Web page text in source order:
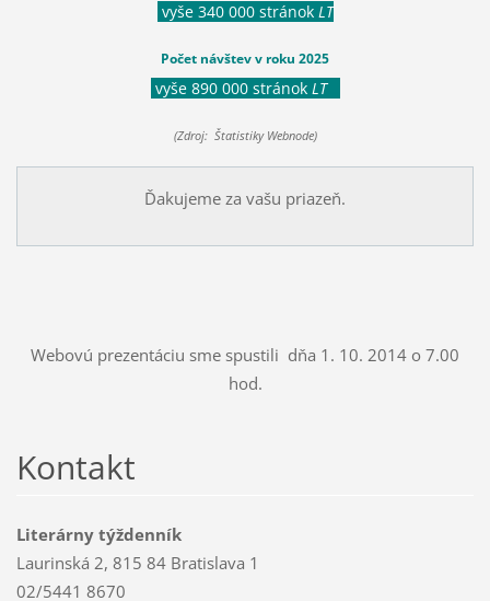
vyše 340 000 stránok LT
Počet návštev v roku 2025
vyše 890 000 stránok LT
(Zdroj: Štatistiky Webnode)
Ďakujeme za vašu priazeň.
Webovú prezentáciu sme spustili dňa 1. 10. 2014 o 7.00
hod.
Kontakt
Literárny týždenník
Laurinská 2, 815 84 Bratislava 1
02/5441 8670